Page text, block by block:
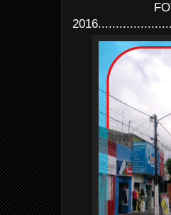
2016